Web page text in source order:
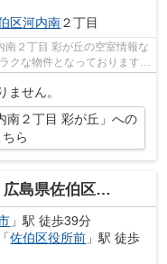
区河内南２丁目
２丁目 彩が丘の空室情報な
クな物件となっております。
ません。
南２丁目 彩が丘」への
ら
佐伯区八幡1丁目
」駅 徒歩39分
「佐伯区役所前 」駅 徒歩